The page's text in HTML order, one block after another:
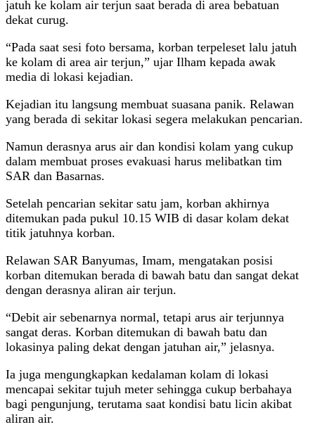
jatuh ke kolam air terjun saat berada di area bebatuan
dekat curug.
“Pada saat sesi foto bersama, korban terpeleset lalu jatuh
ke kolam di area air terjun,” ujar Ilham kepada awak
media di lokasi kejadian.
Kejadian itu langsung membuat suasana panik. Relawan
yang berada di sekitar lokasi segera melakukan pencarian.
Namun derasnya arus air dan kondisi kolam yang cukup
dalam membuat proses evakuasi harus melibatkan tim
SAR dan Basarnas.
Setelah pencarian sekitar satu jam, korban akhirnya
ditemukan pada pukul 10.15 WIB di dasar kolam dekat
titik jatuhnya korban.
Relawan SAR Banyumas, Imam, mengatakan posisi
korban ditemukan berada di bawah batu dan sangat dekat
dengan derasnya aliran air terjun.
“Debit air sebenarnya normal, tetapi arus air terjunnya
sangat deras. Korban ditemukan di bawah batu dan
lokasinya paling dekat dengan jatuhan air,” jelasnya.
Ia juga mengungkapkan kedalaman kolam di lokasi
mencapai sekitar tujuh meter sehingga cukup berbahaya
bagi pengunjung, terutama saat kondisi batu licin akibat
aliran air.